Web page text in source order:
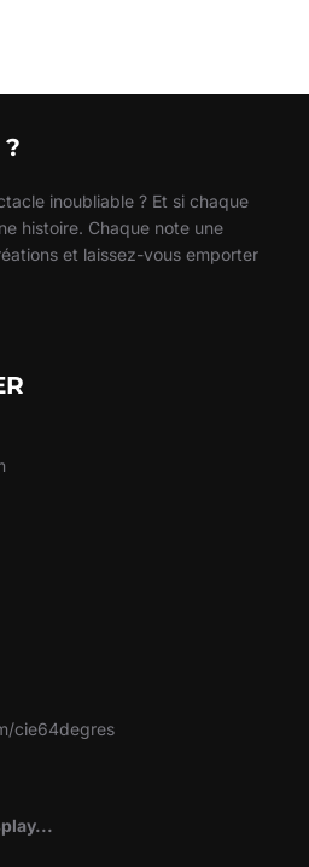
?
inoubliable ? Et si chaque
histoire. Chaque note une
et laissez-vous emporter
cie64degres